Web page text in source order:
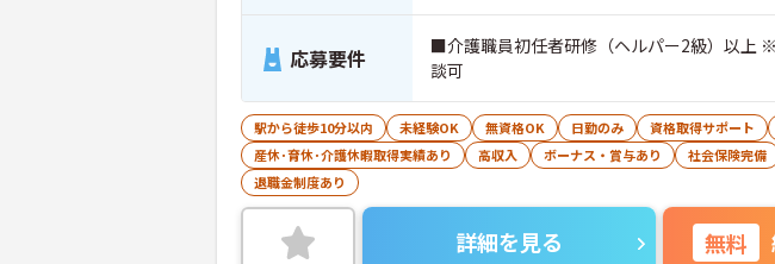
応募要件
■介護職員初任者研修（ヘルパー2級）以上
談可
駅から徒歩10分以内 未経験OK 無資格OK 日勤のみ 資格取得サポート
産休･育休･介護休暇取得実績あり
高収入 ボーナス・賞与あり 社会保険完備
退職金制度あり
詳細を見る 無料